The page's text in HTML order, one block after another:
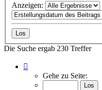
Anzeigen:
Die Suche ergab 230 Treffer
von
Gehe zu Seite: